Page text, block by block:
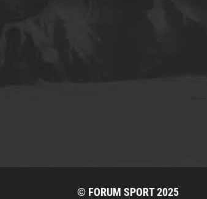
© FORUM SPORT 2025